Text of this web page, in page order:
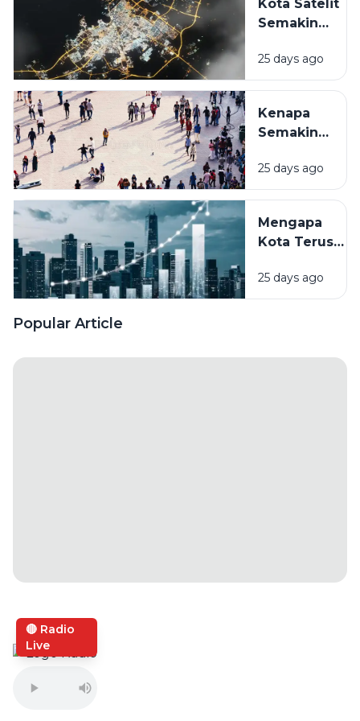
Bedanya
dengan
Biasa?
Kota Satelit
Semakin
Benarkah
Jadi Solusi
dan
Kepadatan?
25 days ago
Kenapa
Semakin
Orang
Memilih
Kota?
Fenomena
yang
25 days ago
Mengapa
Kota Terus
Memahami
Perubahan
dari Masa ke
25 days ago
Popular Article
🔴 Radio
Live